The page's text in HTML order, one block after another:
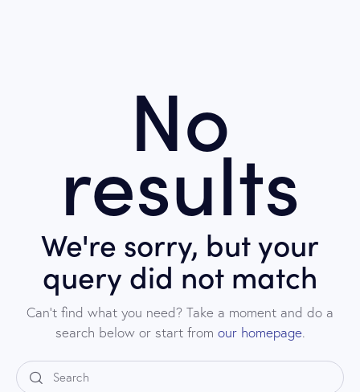
No
results
We're sorry, but your
query did not match
Can't find what you need? Take a moment and do a
search below or start from our homepage.